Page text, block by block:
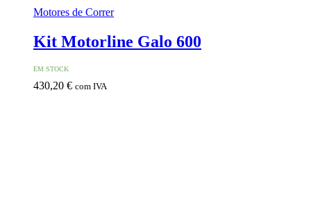
Motores de Correr
Kit Motorline Galo 600
EM STOCK
430,20 € com IVA